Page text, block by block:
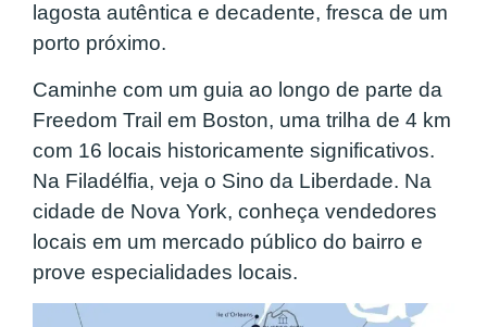
lagosta autêntica e decadente, fresca de um
porto próximo.
Caminhe com um guia ao longo de parte da
Freedom Trail em Boston, uma trilha de 4 km
com 16 locais historicamente significativos.
Na Filadélfia, veja o Sino da Liberdade. Na
cidade de Nova York, conheça vendedores
locais em um mercado público do bairro e
prove especialidades locais.